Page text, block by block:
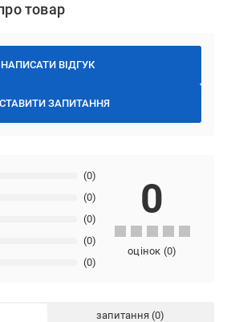
товар
НАПИСАТИ ВІДГУК
ЗАПИТАННЯ
(0)
(0)
(0)
(0)
(0)
0
оцінок (0)
запитання